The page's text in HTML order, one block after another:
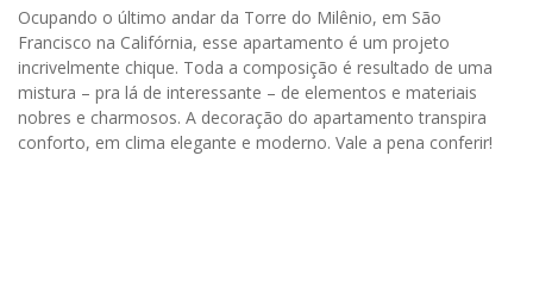
Ocupando o último andar da Torre do Milênio, em São
Francisco na Califórnia, esse apartamento é um projeto
incrivelmente chique. Toda a composição é resultado de uma
mistura – pra lá de interessante – de elementos e materiais
nobres e charmosos. A decoração do apartamento transpira
conforto, em clima elegante e moderno. Vale a pena conferir!